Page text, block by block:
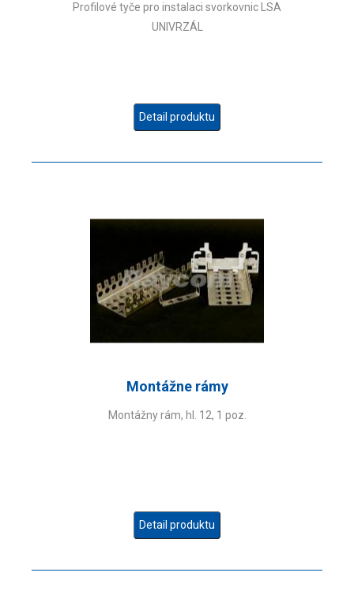
Profilové tyče pro instalaci svorkovnic LSA
UNIVRZÁL
Detail produktu
Montážne rámy
Montážny rám, hl. 12, 1 poz.
Detail produktu